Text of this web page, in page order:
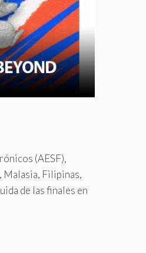
(AESF),
Malasia, Filipinas,
de las finales en